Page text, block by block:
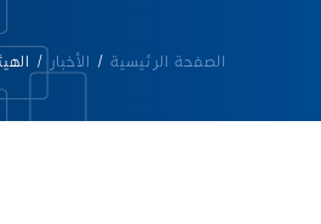
الصفحة الرئيسية / الأخبار /